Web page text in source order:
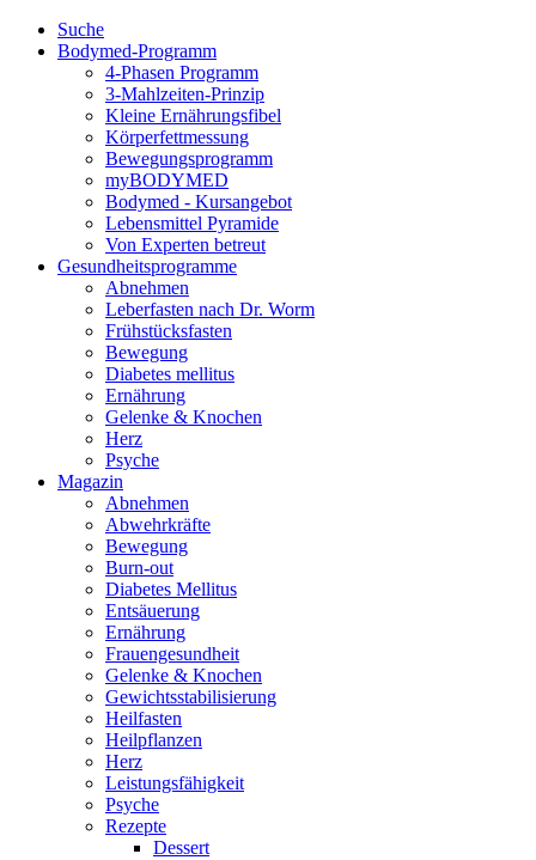
Suche
Bodymed-Programm
4-Phasen Programm
3-Mahlzeiten-Prinzip
Kleine Ernährungsfibel
Körperfettmessung
Bewegungsprogramm
myBODYMED
Bodymed - Kursangebot
Lebensmittel Pyramide
Von Experten betreut
Gesundheitsprogramme
Abnehmen
Leberfasten nach Dr. Worm
Frühstücksfasten
Bewegung
Diabetes mellitus
Ernährung
Gelenke & Knochen
Herz
Psyche
Magazin
Abnehmen
Abwehrkräfte
Bewegung
Burn-out
Diabetes Mellitus
Entsäuerung
Ernährung
Frauengesundheit
Gelenke & Knochen
Gewichtsstabilisierung
Heilfasten
Heilpflanzen
Herz
Leistungsfähigkeit
Psyche
Rezepte
Dessert